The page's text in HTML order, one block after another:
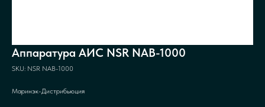
Аппаратура АИС NSR NAB-1000
SKU: NSR NAB-1000
Маринэк-Дистрибьюция